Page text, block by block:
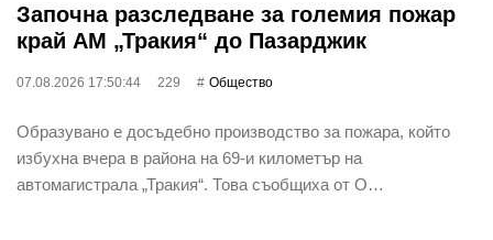
Започна разследване за големия пожар
край АМ „Тракия“ до Пазарджик
07.08.2026 17:50:44 229 Общество
Образувано е досъдебно производство за пожара, който
избухна вчера в района на 69-и километър на
автомагистрала „Тракия“. Това съобщиха от О…